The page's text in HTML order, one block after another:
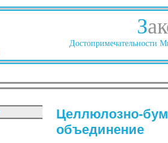
З
Достопримечательности
Целлюлозно-
объединение